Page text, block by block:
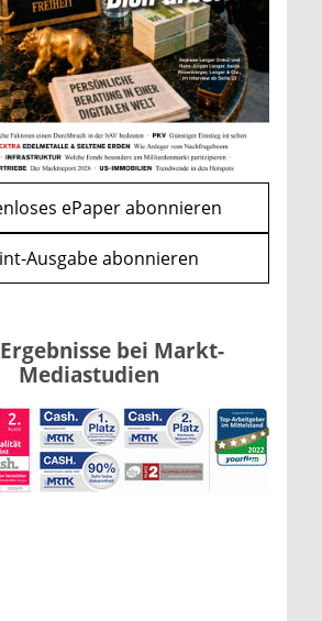
WEITERE ARTIKEL
zurückweiter
Nachzahlung ist pro
ePaper abonnieren
Ausgabe abonnieren
bei Markt-
Mediastudien